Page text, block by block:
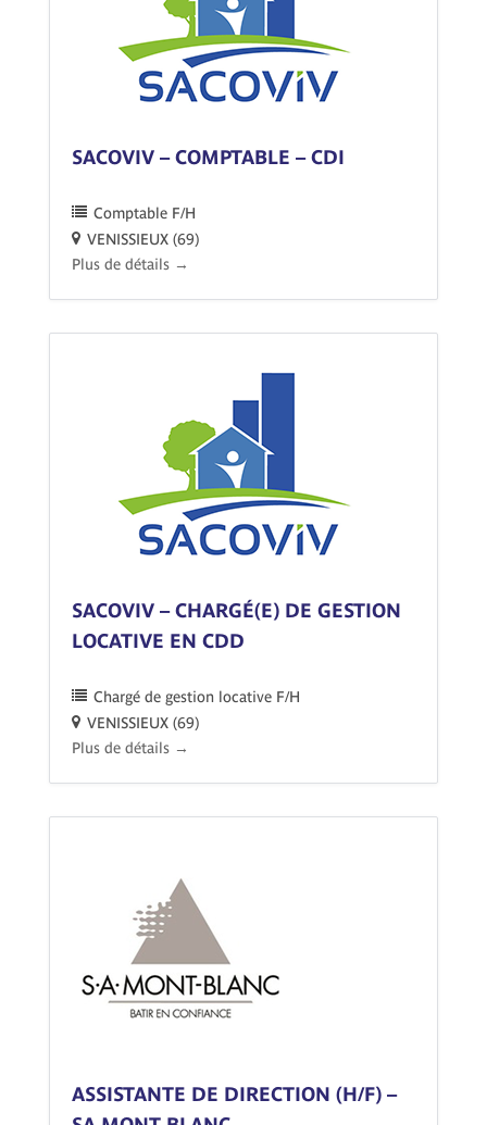
SACOVIV – COMPTABLE – CDI
Comptable F/H
VENISSIEUX (69)
Plus de détails
SACOVIV – CHARGÉ(E) DE GESTION
LOCATIVE EN CDD
Chargé de gestion locative F/H
VENISSIEUX (69)
Plus de détails
ASSISTANTE DE DIRECTION (H/F) –